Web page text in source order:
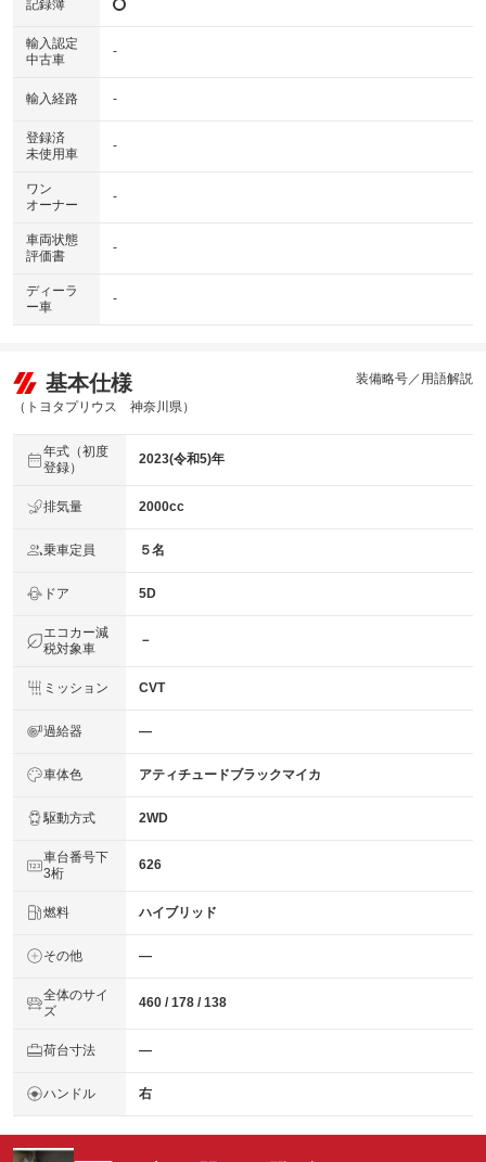
記録簿
輸入認定
中古車
-
輸入経路 -
登録済
未使用車
-
ワン
オーナー
-
車両状態
評価書
-
ディーラ
ー車
-
基本仕様
（トヨタプリウス 神奈川県）
装備略号／用語解説
年式（初度
登録）
2023(令和5)年
排気量 2000cc
乗車定員 ５名
ドア 5D
エコカー減
税対象車
－
ミッション CVT
過給器 ―
車体色 アティチュードブラックマイカ
駆動方式 2WD
車台番号下
3桁
626
燃料 ハイブリッド
その他 ―
全体のサイ
ズ
460 / 178 / 138
荷台寸法 ―
ハンドル 右